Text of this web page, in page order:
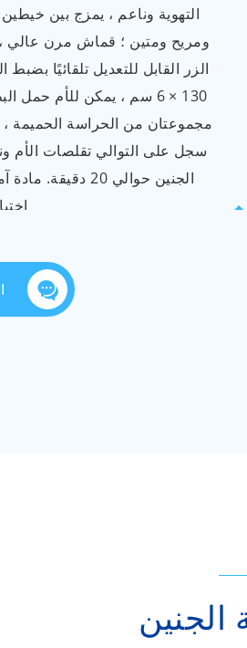
التهوية وناعم ، يمزج بين
ومريح ومتين ؛ قماش مرن عالي
الزر القابل للتعديل تلقائيًا
130 × 6 سم ، يمكن للأم
مجموعتان من الحراسة الحميمة
سجل على التوالي تقلصات الأم
الجنين